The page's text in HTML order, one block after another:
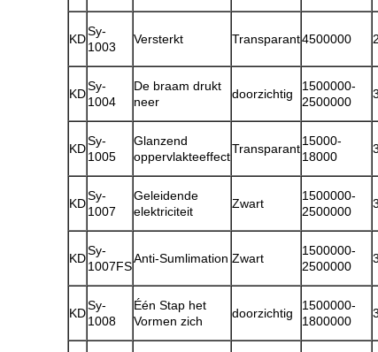
KD
Sy-
1003
Versterkt Transparant4500000
KD
Sy-
1004
De braam drukt
neer
doorzichtig
1500000-
2500000
KD
Sy-
1005
Glanzend
oppervlakteeffect
Transparant
15000-
18000
KD
Sy-
1007
Geleidende
elektriciteit
Zwart
1500000-
2500000
KD
Sy-
1007FS
Anti-Sumlimation Zwart
1500000-
2500000
KD
Sy-
1008
Één Stap het
Vormen zich
doorzichtig
1500000-
1800000